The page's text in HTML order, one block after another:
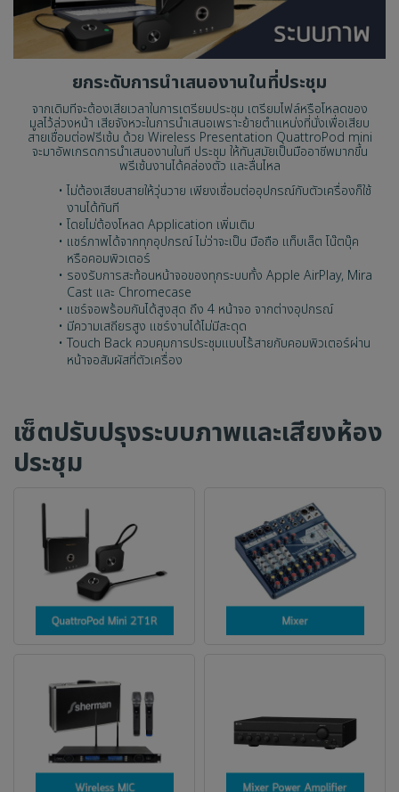
ยกระดับการนำเสนองานในที่ประชุม
จากเดิมทีจะต้องเสียเวลาในการเตรียมประชุม เตรียมไฟล์หรือโหลดของ
มูลไว้ล่วงหน้า เสียจังหวะในการนำเสนอเพราะย้ายตำแหน่งที่นั่งเพื่อเสียบ
สายเชื่อมต่อฟรีเซ้น ด้วย Wireless Presentation QuattroPod mini
จะมาอัพเกรดการนำเสนองานในที ประชุม ให้ทันสมัยเป็นมืออาชีพมากขึ้น
พรีเซ้นงานได้คล่องตัว และลื่นไหล
ไม่ต้องเสียบสายให้วุ่นวาย เพียงเชื่อมต่ออุปกรณ์กับตัวเครื่องก็ใช้
งานได้ทันที
โดยไม่ต้องโหลด Application เพิ่มเติม
แชร์ภาพได้จากทุกอุปกรณ์ ไม่ว่าจะเป็น มือถือ แท็บเล็ต โน๊ตบุ๊ค
หรือคอมพิวเตอร์
รองรับการสะท้อนหน้าจอของทุกระบบทั้ง Apple AirPlay, Mira
Cast และ Chromecase
แชร์จอพร้อมกันได้สูงสุด ถึง 4 หน้าจอ จากต่างอุปกรณ์
มีความเสถียรสูง แชร์งานได้ไม่มีสะดุด
Touch Back ควบคุมการประชุมแบบไร้สายกับคอมพิวเตอร์ผ่าน
หน้าจอสัมผัสที่ตัวเครื่อง
เซ็ตปรับปรุงระบบภาพและเสียงห้อง
ประชุม
เข้าสู่เว็บไซต์